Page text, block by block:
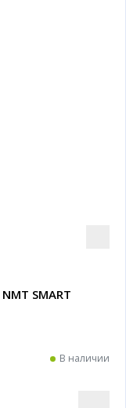
SMART
В наличии